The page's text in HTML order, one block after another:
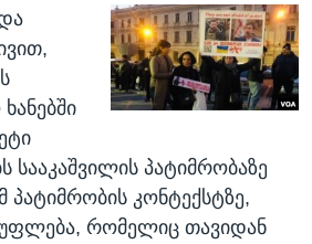
სააკაშვილის პატიმრობაზე
პატიმრობის კონტექსტზე,
რომელიც თავიდან